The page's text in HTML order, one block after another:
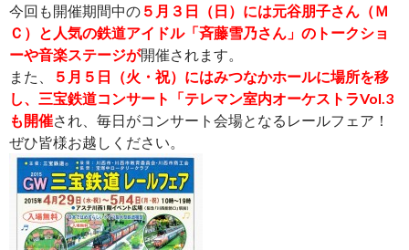
今回も開催期間中の ５月３日（日）には元谷朋子さん（Ｍ
Ｃ）と人気の鉄道アイドル「斉藤雪乃さん」のトークショ
ーや音楽ステージが開催されます。
また、
５月５日（火・祝）にはみつなかホールに場所を移
し、三宝鉄道コンサート「テレマン室内オーケストラVol.3
も開催され、毎日がコンサート会場となるレールフェア！
ぜひ皆様お越しください。